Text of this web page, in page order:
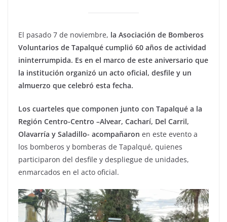
El pasado 7 de noviembre, la Asociación de Bomberos
Voluntarios de Tapalqué cumplió 60 años de actividad
ininterrumpida. Es en el marco de este aniversario que
la institución organizó un acto oficial, desfile y un
almuerzo que celebró esta fecha.
Los cuarteles que componen junto con Tapalqué a la
Región Centro-Centro –Alvear, Cacharí, Del Carril,
Olavarría y Saladillo- acompañaron en este evento a
los bomberos y bomberas de Tapalqué, quienes
participaron del desfile y despliegue de unidades,
enmarcados en el acto oficial.